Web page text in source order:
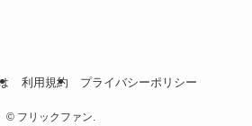
利用規約 プライバシーポリシー
©フリックファン.